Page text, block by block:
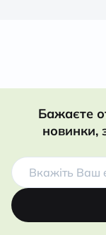
Бажаєте
новинки,